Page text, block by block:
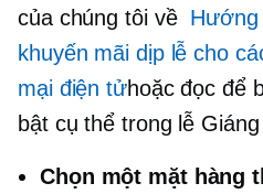
của chúng tôi về Hướng
khuyến mãi dịp lễ cho
mại điện tửhoặc đọc để
bật cụ thể trong lễ Giáng
Chọn một mặt hàng